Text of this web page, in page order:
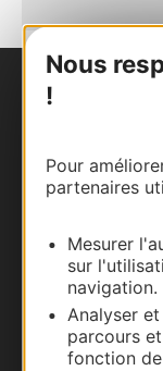
Nous
!
Pour
partenaires
Mesurer
sur
navigation.
Analyser
parcours
fonction
Carte